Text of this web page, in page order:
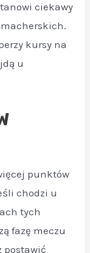
ciekawy
kursy na
u
punktów
chodzi u
tych
fazę meczu
postawić